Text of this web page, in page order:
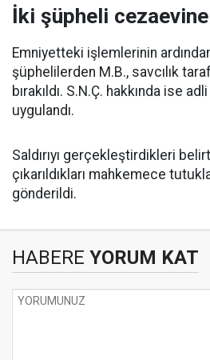
İki şüpheli
Emniyetteki işlemlerinin
şüphelilerden M.B., savcılık
bırakıldı. S.N.Ç. hakkında ise
uygulandı.
Saldırıyı gerçekleştirdikleri
çıkarıldıkları mahkemece
gönderildi.
HABERE YORUM KAT